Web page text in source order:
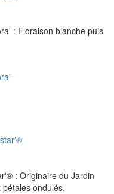
: Floraison blanche puis
: Originaire du Jardin
ondulés.